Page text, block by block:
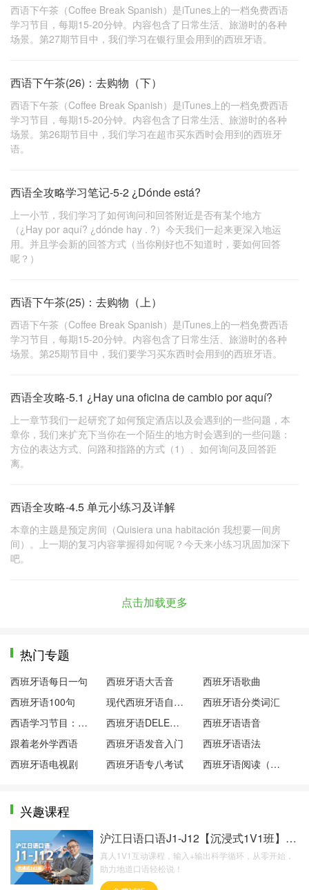
西语下午茶（Coffee Break Spanish）是iTunes上的一档免费西语
学习节目，每期15-20分钟。内容包含了日常生活、旅游时的各种
场景。第27期节目中，我们学习在银行里会用到的西班牙语。
西语下午茶(26)：去购物（下）
西语下午茶（Coffee Break Spanish）是iTunes上的一档免费西语
学习节目，每期15-20分钟。内容包含了日常生活、旅游时的各种
场景。第26期节目中，我们学习在超市买东西时会用到的西班牙
语。
西语全攻略学习笔记-5-2 ¿Dónde está?
上一小节，我们学习了如何询问和回答附近是否有某个地方
（¿Hay por aquí? ¿dónde hay . ?）今天我们一起来更深入地运
用。并且学会新的回答方式（当你刚好也不知道时，要如何回答
呢？）
西语下午茶(25)：去购物（上）
西语下午茶（Coffee Break Spanish）是iTunes上的一档免费西语
学习节目，每期15-20分钟。内容包含了日常生活、旅游时的各种
场景。第25期节目中，我们要学习买东西时会用到的西班牙语。
西语全攻略-5.1 ¿Hay una oficina de cambio por aquí?
上一章节我们一起研究了如何预定酒店以及会遇到的一些问题，本
章你，我们来扩充下当你在一个陌生的地方时会遇到的一些问题：
方位的表达方式、问路和指路的方式（1）、如何询问及回答距
离。
西语全攻略-4.5 单元小练习及详解
本章的主题是预定房间（Quisiera una habitación 我想要一间房
间）。上一期的复习内容掌握得如何呢？今天来小练习巩固加深下
吧。
点击加载更多
热门专题
西班牙语每日一句 西班牙语大舌音
西班牙语歌曲
西班牙语100句
现代西班牙语自学笔记
西班牙语分类词汇
西语学习节目：西语下午茶
西班牙语DELE考试
西班牙语语音
跟着老外学西语
西班牙语发音入门
西班牙语语法
西班牙语电视剧
西班牙语专八考试 西班牙语阅读（双语）
兴趣课程
沪江日语口语J1-J12【沉浸式1V1班】超值版
真人1V1互动课程，输入+输出科学循环，从零开始，
助力地道口语轻松说！